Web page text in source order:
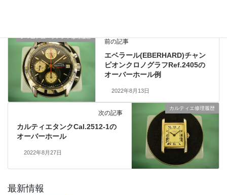
レマニアムーブメント修理履歴
前の記事
エベラール(EBERHARD)チャン
ピオンクロノグラフRef.2405の
オーバーホール例
2022年8月13日
カルティエ修理履歴
次の記事
カルティエタンクCal.2512-1の
オーバーホール
2022年8月27日
最新情報